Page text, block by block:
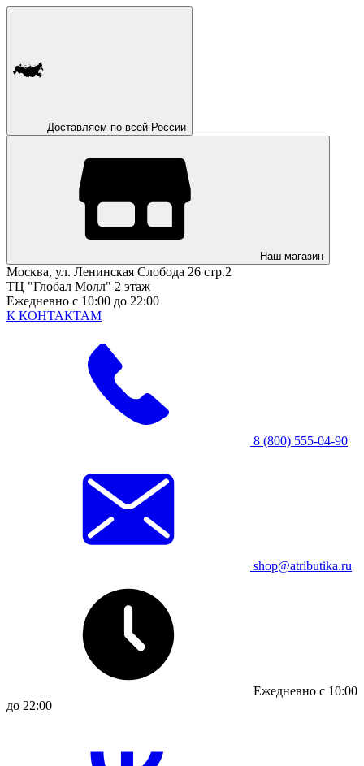
Доставляем по всей России
Наш магазин
Москва, ул. Ленинская Слобода 26 стр.2
ТЦ "Глобал Молл" 2 этаж
Ежедневно с 10:00 до 22:00
К КОНТАКТАМ
8 (800) 555-04-90
shop@atributika.ru
Ежедневно с 10:00
до 22:00